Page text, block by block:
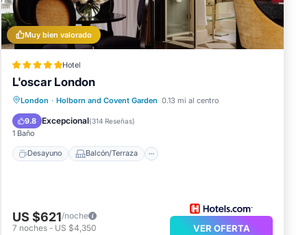
Muy bien valorado
Hotel
L'oscar London
London · Holborn and Covent Garden 0.13 mi al centro
9.8 Excepcional(314 Reseñas)
1 Baño
Desayuno Balcón/Terraza
Desayuno Balcón/Terraza
Cocina
Aire acondicionado
US $621/noche
7 noches - US $4,350 VER OFERTA